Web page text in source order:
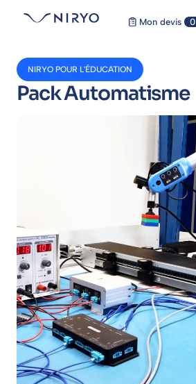
Mon devis 0
NIRYO POUR L'ÉDUCATION
Pack Automatisme